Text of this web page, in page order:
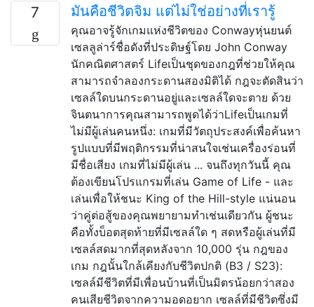
7 มันคือชีวิตจิม แต่ไม่ใช่อย่างที่เรารู้
คุณอาจรู้จักเกมแห่งชีวิตของ Conwayหุ่นยนต์
เซลลูล่าร์ชื่อดังที่ประดิษฐ์โดย John Conway
นักคณิตศาสตร์ Lifeเป็นชุดของกฎที่ช่วยให้คุณ
สามารถจำลองกระดานสองมิติได้ กฎจะตัดสินว่า
เซลล์ใดบนกระดานอยู่และเซลล์ใดจะตาย ด้วย
จินตนาการคุณสามารถพูดได้ว่าLifeเป็นเกมที่
ไม่มีผู้เล่นคนหนึ่ง: เกมที่มีวัตถุประสงค์เพื่อค้นหา
รูปแบบที่มีพฤติกรรมที่น่าสนใจเช่นเครื่องร่อนที่
มีชื่อเสียง เกมที่ไม่มีผู้เล่น ... จนถึงทุกวันนี้ คุณ
ต้องเขียนโปรแกรมที่เล่น Game of Life - และ
เล่นเพื่อให้ชนะ King of the Hill-style แน่นอน
ว่าคู่ต่อสู้ของคุณพยายามทำเช่นเดียวกัน ผู้ชนะ
คือทั้งบ็อตสุดท้ายที่มีเซลล์ใด ๆ สดหรือผู้เล่นที่มี
เซลล์สดมากที่สุดหลังจาก 10,000 รุ่น กฎของ
เกม กฎนั้นใกล้เคียงกับชีวิตปกติ (B3 / S23):
เซลล์มีชีวิตที่มีเพื่อนบ้านที่เป็นมิตรน้อยกว่าสอง
คนเสียชีวิตจากความอดอยาก เซลล์ที่มีชีวิตซึ่งมี